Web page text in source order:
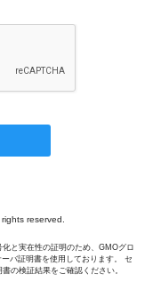
reserved.
と実在性の証明のため、GMOグロ
バ証明書を使用しております。 セ
の検証結果をご確認ください。